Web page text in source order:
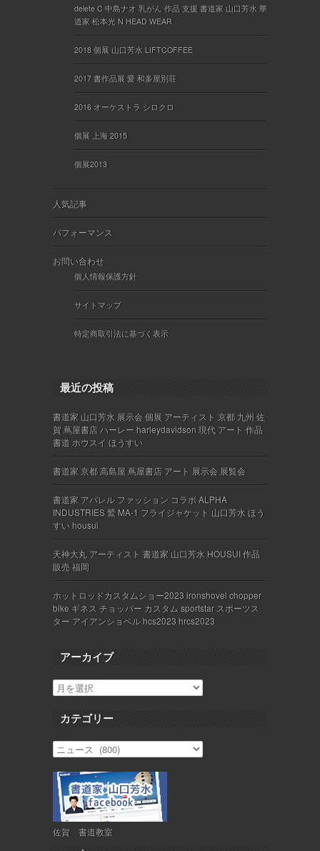
delete C 中島ナオ 乳がん 作品 支援 書道家 山口芳水 華
道家 松本光 N HEAD WEAR
2018 個展 山口芳水 LIFTCOFFEE
2017 書作品展 愛 和多屋別荘
2016 オーケストラ シロクロ
個展 上海 2015
個展2013
人気記事
パフォーマンス
お問い合わせ
個人情報保護方針
サイトマップ
特定商取引法に基づく表示
最近の投稿
書道家 山口芳水 展示会 個展 アーティスト 京都 九州 佐
賀 蔦屋書店 ハーレー harleydavidson 現代 アート 作品
書道 ホウスイ ほうすい
書道家 京都 高島屋 蔦屋書店 アート 展示会 展覧会
書道家 アパレル ファッション コラボ ALPHA
INDUSTRIES 鷲 MA-1 フライジャケット 山口芳水 ほう
すい housui
天神大丸 アーティスト 書道家 山口芳水 HOUSUI 作品
販売 福岡
ホットロッドカスタムショー2023 ironshovel chopper
bike ギネス チョッパー カスタム sportstar スポーツス
ター アイアンショベル hcs2023 hrcs2023
アーカイブ
カテゴリー
佐賀 書道教室